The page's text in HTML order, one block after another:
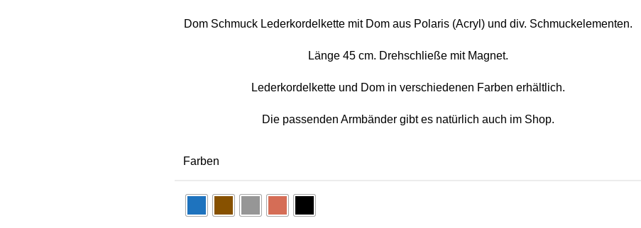
Dom Schmuck Lederkordelkette mit Dom aus Polaris (Acryl) und div. Schmuckelementen.
Länge 45 cm. Drehschließe mit Magnet.
Lederkordelkette und Dom in verschiedenen Farben erhältlich.
Die passenden Armbänder gibt es natürlich auch im Shop.
Farben